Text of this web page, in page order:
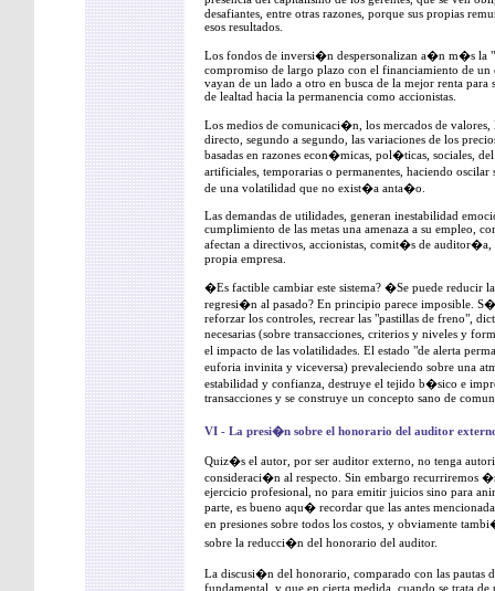
desafiantes, entre otras razones, porque sus propias
esos resultados.
Los fondos de inversi�n despersonalizan a�n m�s la
compromiso de largo plazo con el financiamiento de un
vayan de un lado a otro en busca de la mejor renta para
de lealtad hacia la permanencia como accionistas.
Los medios de comunicaci�n, los mercados de valores,
directo, segundo a segundo, las variaciones de los
basadas en razones econ�micas, pol�ticas, sociales,
artificiales, temporarias o permanentes, haciendo
de una volatilidad que no exist�a anta�o.
Las demandas de utilidades, generan inestabilidad
cumplimiento de las metas una amenaza a su empleo,
afectan a directivos, accionistas, comit�s de auditor�a,
propia empresa.
�Es factible cambiar este sistema? �Se puede reducir
regresi�n al pasado? En principio parece imposible.
reforzar los controles, recrear las "pastillas de freno",
necesarias (sobre transacciones, criterios y niveles y
el impacto de las volatilidades. El estado "de alerta
euforia invinita y viceversa) prevaleciendo sobre una
estabilidad y confianza, destruye el tejido b�sico e
transacciones y se construye un concepto sano de
VI - La presi�n sobre el honorario del auditor
Quiz�s el autor, por ser auditor externo, no tenga
consideraci�n al respecto. Sin embargo recurriremos
ejercicio profesional, no para emitir juicios sino para
parte, es bueno aqu� recordar que las antes
en presiones sobre todos los costos, y obviamente
sobre la reducci�n del honorario del auditor.
La discusi�n del honorario, comparado con las pautas
fundamental, y que en cierta medida, cuando se trata